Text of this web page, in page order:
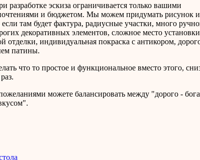
разработке эскиза ограничивается только вашими
и бюджетом. Мы можем придумать рисунок и
там будет фактура, радиусные участки, много
декоративных элементов, сложное место
отделки, индивидуальная покраска с антикором,
патины.
что то простое и функциональное вместо этого,
можете балансировать между "дорого -